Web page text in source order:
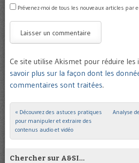
Prévenez-moi de tous les nouveaux articles par
Ce site utilise Akismet pour réduire les
savoir plus sur la façon dont les
commentaires sont traitées.
Post navigation
« Découvrez des astuces pratiques
pour manipuler et extraire des
contenus audio et vidéo
Analyse
Chercher sur A&SI…